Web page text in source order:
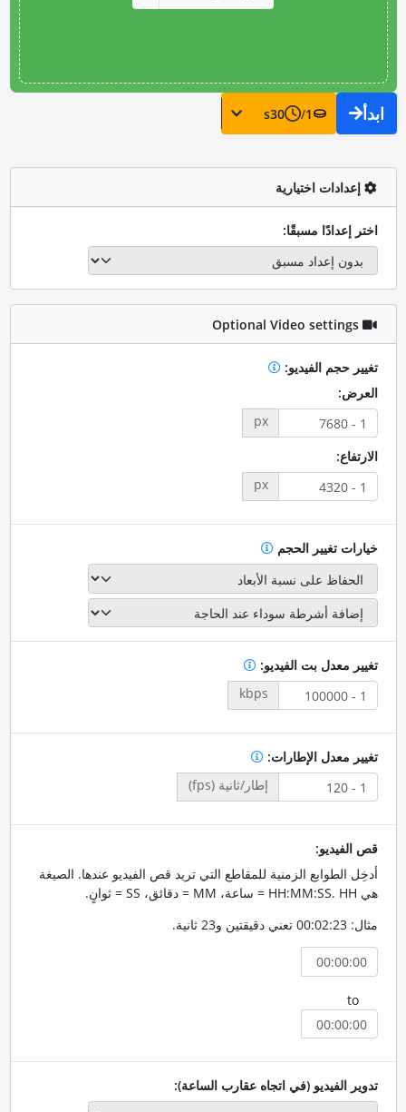
ابدأ 1
/
30
s
إعدادات اختيارية
اختر إعدادًا مسبقًا:
Optional Video settings
تغيير حجم الفيديو:
العرض:
px
الارتفاع:
px
خيارات تغيير الحجم
تغيير معدل بت الفيديو:
kbps
تغيير معدل الإطارات:
إطار/ثانية (fps)
قص الفيديو:
أدخِل الطوابع الزمنية للمقاطع التي تريد قص الفيديو عندها. الصيغة
هي HH:MM:SS. HH = ساعة، MM = دقائق، SS = ثوانٍ.
مثال: 00:02:23 تعني دقيقتين و23 ثانية.
to
تدوير الفيديو (في اتجاه عقارب الساعة):